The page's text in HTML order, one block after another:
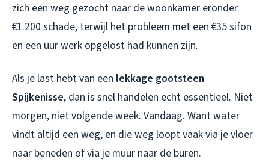
zich een weg gezocht naar de woonkamer eronder.
€1.200 schade, terwijl het probleem met een €35 sifon
en een uur werk opgelost had kunnen zijn.
Als je last hebt van een lekkage gootsteen
Spijkenisse, dan is snel handelen echt essentieel. Niet
morgen, niet volgende week. Vandaag. Want water
vindt altijd een weg, en die weg loopt vaak via je vloer
naar beneden of via je muur naar de buren.